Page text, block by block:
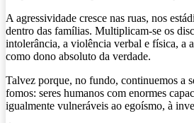
A agressividade cresce nas ruas, nos
dentro das famílias. Multiplicam-se os
intolerância, a violência verbal e física, a
como dono absoluto da verdade.
Talvez porque, no fundo, continuemos a
fomos: seres humanos com enormes
igualmente vulneráveis ao egoísmo, à